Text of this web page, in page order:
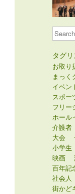
Search
タグリ
お取り
まっく
イベン
スポー
フリー
ホール
介護者
大会
小学生
映画
百年記
社会人
街かど